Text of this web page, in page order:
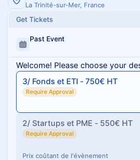
La Trinité-sur-Mer, France
Get Tickets
Past Event
Welcome! Please choose your
3/ Fonds et ETI - 750€ HT
Require Approval
2/ Startups et PME - 550€ HT
Require Approval
Prix coûtant de l'évènement